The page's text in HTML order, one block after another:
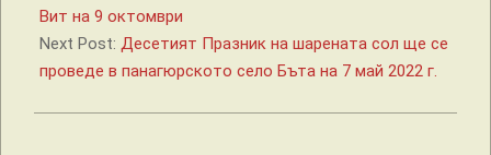
Вит на 9 октомври
Next Post: Десетият Празник на шарената сол ще се
проведе в панагюрското село Бъта на 7 май 2022 г.